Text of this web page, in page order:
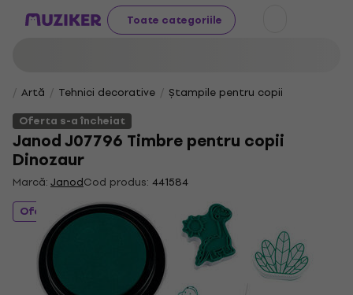
Toate categoriile
Artă Tehnici decorative
Ștampile pentru copii
Oferta s-a încheiat
Janod J07796 Timbre pentru copii
Dinozaur
Marcă:JanodCod produs: 441584
Oferta s-a încheiat